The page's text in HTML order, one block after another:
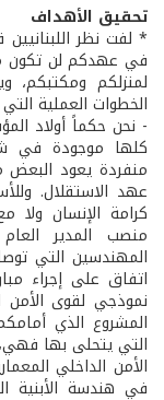
تحقيق الأهداف
* لفت نظر
في عهدكم لن تكون
لمنزلكم ومكتبكم،
الخطوات العملية
- نحن حكماً أولاد
كلها موجودة في
منفردة يعود البعض
عهد الاستقلال.
كرامة الإنسان ولا
منصب المدير
المهندسين التي
اتفاق على إجراء
نموذجي لقوى الأمن
المشروع الذي
التي يتحلى بها
الأمن الداخلي
في هندسة الأبنية